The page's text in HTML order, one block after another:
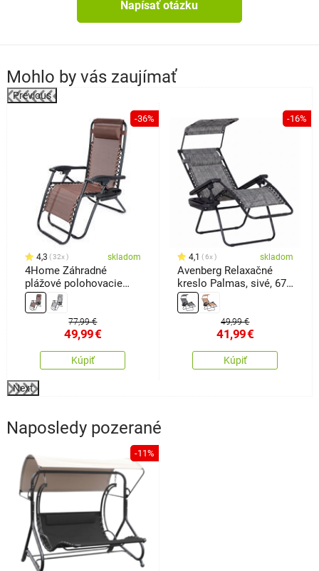
Napísať otázku
Mohlo by vás zaujímať
Previous
-36%
4,3 32x skladom
4Home Záhradné
plážové polohovacie
kreslo Relax, hnedá
77,99 €
49,99€
Kúpiť
-16%
4,1 6x skladom
Avenberg Relaxačné
kreslo Palmas, sivé, 67
x 90 x110 cm
49,99 €
41,99€
Kúpiť
Next
Naposledy pozerané
-11%